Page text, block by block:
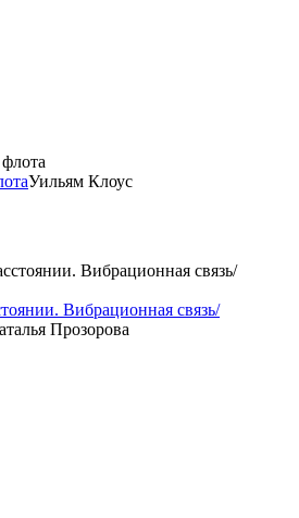
Уильям Клоус
Вибрационная связь/
Прозорова